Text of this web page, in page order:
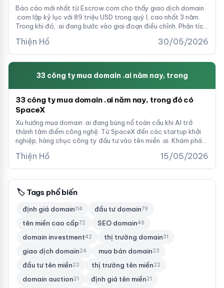
Báo cáo mới nhất từ Escrow.com cho thấy giao dịch domain
.com lập kỷ lục với 89 triệu USD trong quý I, cao nhất 3 năm.
Trong khi đó, .ai đang bước vào giai đoạn điều chỉnh. Phân tích
Thiện Hồ 30/05/2026
33 công ty mua domain .ai năm nay, trong
33 công ty mua domain .ai năm nay, trong đó có
SpaceX
Xu hướng mua domain .ai đang bùng nổ toàn cầu khi AI trở
thành tâm điểm công nghệ. Từ SpaceX đến các startup khởi
nghiệp, hàng chục công ty đầu tư vào tên miền .ai. Khám phá
Thiện Hồ 15/05/2026
🏷 Tags phổ biến
định giá domain114 đầu tư domain79
tên miền cao cấp72 SEO domain46
domain investment42 thị trường domain31
giao dịch domain24 mua bán domain23
đầu tư tên miền22 thị trường tên miền22
domain auction21 định giá tên miền21